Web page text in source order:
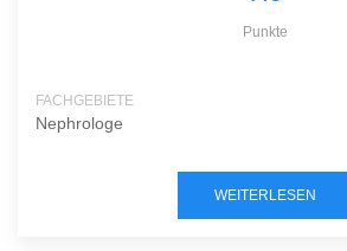
Punkte
FACHGEBIETE
Nephrologe
WEITERLESEN